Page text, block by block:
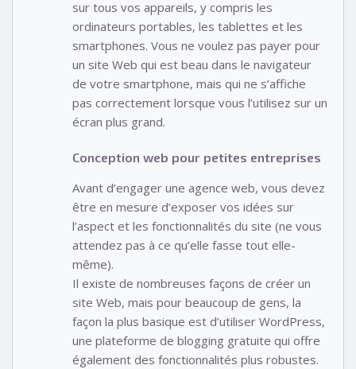
sur tous vos appareils, y compris les
ordinateurs portables, les tablettes et les
smartphones. Vous ne voulez pas payer pour
un site Web qui est beau dans le navigateur
de votre smartphone, mais qui ne s’affiche
pas correctement lorsque vous l’utilisez sur un
écran plus grand.
Conception web pour petites entreprises
Avant d’engager une agence web, vous devez
être en mesure d’exposer vos idées sur
l’aspect et les fonctionnalités du site (ne vous
attendez pas à ce qu’elle fasse tout elle-
même).
Il existe de nombreuses façons de créer un
site Web, mais pour beaucoup de gens, la
façon la plus basique est d’utiliser WordPress,
une plateforme de blogging gratuite qui offre
également des fonctionnalités plus robustes.